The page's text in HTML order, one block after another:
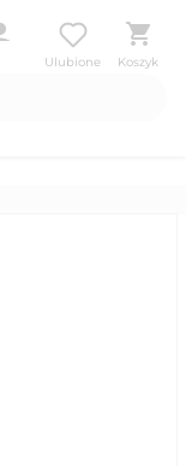
Ulubione Koszyk